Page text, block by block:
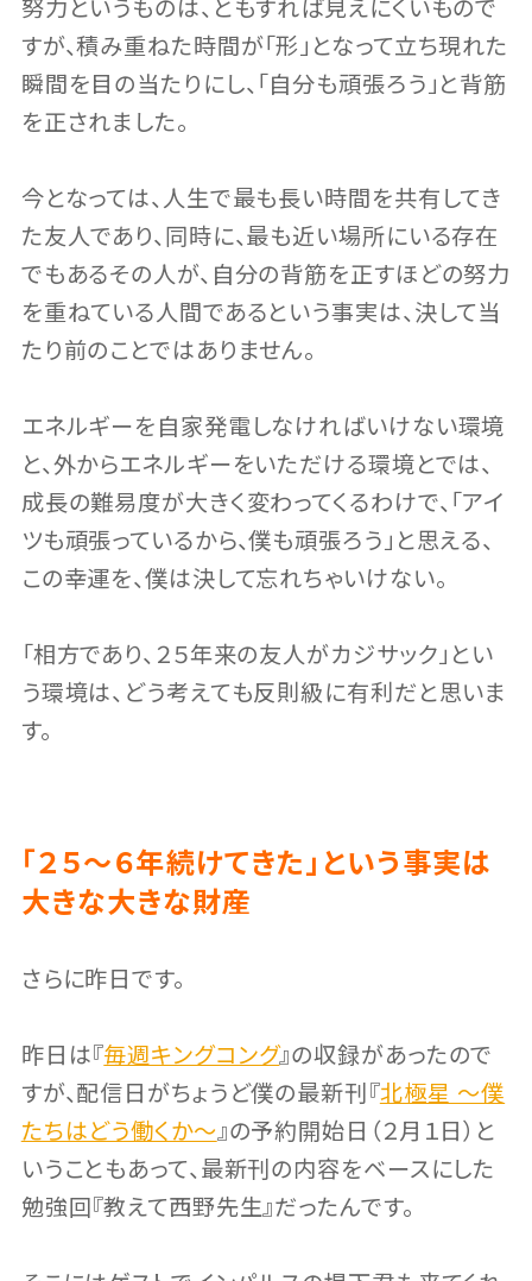
努力というものは、ともすれば見えにくいもので
すが、積み重ねた時間が「形」となって立ち現れた
瞬間を目の当たりにし、「自分も頑張ろう」と背筋
を正されました。
今となっては、人生で最も長い時間を共有してき
た友人であり、同時に、最も近い場所にいる存在
でもあるその人が、自分の背筋を正すほどの努力
を重ねている人間であるという事実は、決して当
たり前のことではありません。
エネルギーを自家発電しなければいけない環境
と、外からエネルギーをいただける環境とでは、
成長の難易度が大きく変わってくるわけで、「アイ
ツも頑張っているから、僕も頑張ろう」と思える、
この幸運を、僕は決して忘れちゃいけない。
「相方であり、２５年来の友人がカジサック」とい
う環境は、どう考えても反則級に有利だと思いま
す。
「２５〜６年続けてきた」という事実は
大きな大きな財産
さらに昨日です。
昨日は『毎週キングコング』の収録があったので
すが、配信日がちょうど僕の最新刊『北極星 〜僕
たちはどう働くか〜』の予約開始日（２月１日）と
いうこともあって、最新刊の内容をベースにした
勉強回『教えて西野先生』だったんです。